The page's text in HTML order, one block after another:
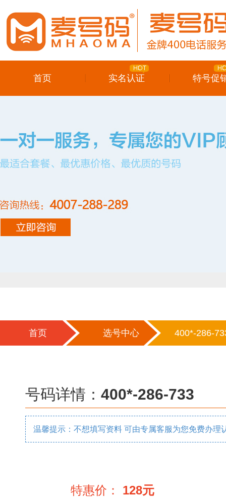
首页 实名认证 特号促
首页 选号中心 400*-286-
号码详情： 400*-286-733
温馨提示：不想填写资料 可由专属客服为您免费办理
特惠价： 128元